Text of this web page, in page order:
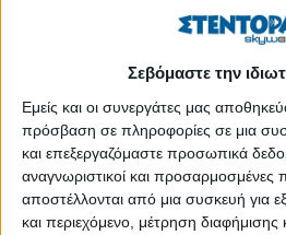
Σεβόμαστε την
Εμείς και οι συνεργάτες μας
πρόσβαση σε πληροφορίες σε μια
και επεξεργαζόμαστε προσωπικά
αναγνωριστικοί και προσαρμοσμένες
αποστέλλονται από μια συσκευή για
και περιεχόμενο, μέτρηση διαφήμισης
Κυριακή, 09/08/
μουσική παράσταση
«Ύμνος εις την Ελευθερίαν»: